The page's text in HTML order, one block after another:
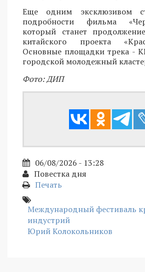
Еще одним эксклюзивом
подробности фильма
который станет
китайского проекта
Основные площадки трека -
городской молодежный
Фото: ДИП
06/08/2026 - 13:28
Повестка дня
Печать
Международный фестиваль
индустрий
Юрий Колокольников